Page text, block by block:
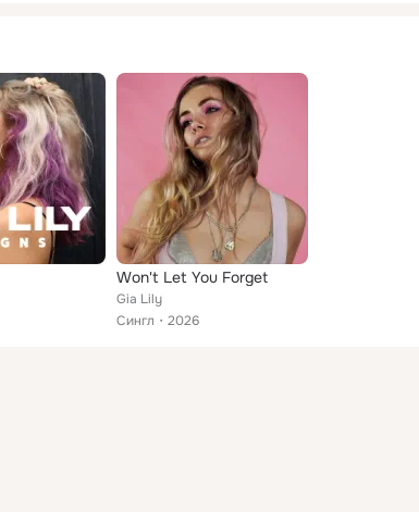
Won't Let You Forget
Gia Lily
Сингл
2026